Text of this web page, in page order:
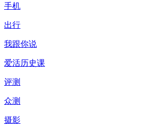
手机
出行
我跟你说
爱活历史课
评测
众测
摄影